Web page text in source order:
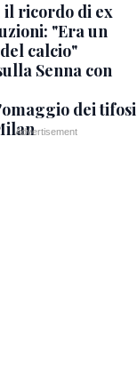
il ricordo di ex
"Era un
calcio"
Senna con
dei tifosi